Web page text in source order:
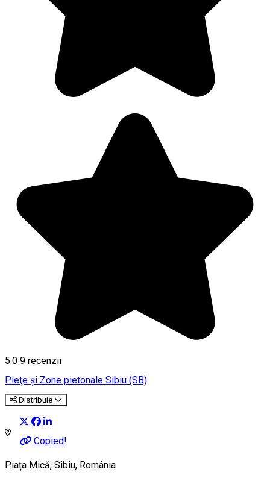
5.0 9 recenzii
Pieţe şi Zone pietonale Sibiu (SB)
Distribuie
Copied!
Piața Mică, Sibiu, România